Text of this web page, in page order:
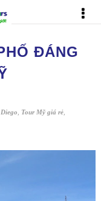
ĐÁNG
Tour Mỹ giá rẻ,